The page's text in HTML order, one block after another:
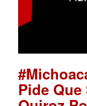
Pide